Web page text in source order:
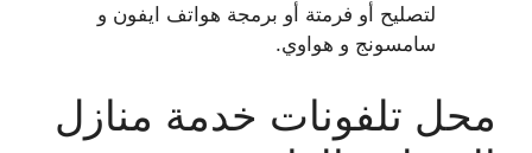
لتصليح أو فرمتة أو برمجة هواتف ايفون و
سامسونج و هواوي.
محل تلفونات خدمة منازل